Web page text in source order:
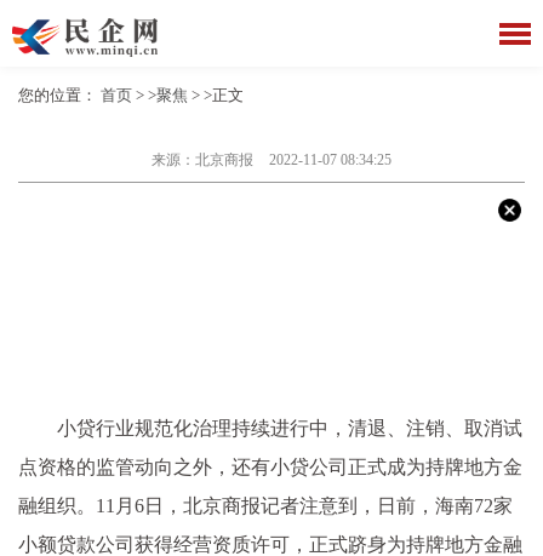
您的位置： 首页 > >聚焦 > >正文
来源：北京商报 2022-11-07 08:34:25
小贷行业规范化治理持续进行中，清退、注销、取消试
点资格的监管动向之外，还有小贷公司正式成为持牌地方金
融组织。11月6日，北京商报记者注意到，日前，海南72家
小额贷款公司获得经营资质许可，正式跻身为持牌地方金融